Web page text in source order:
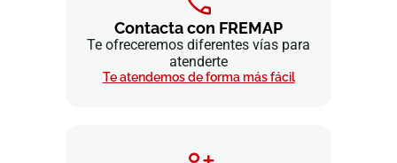
Contacta con FREMAP
Te ofreceremos diferentes vías para
atenderte
Te atendemos de forma más fácil